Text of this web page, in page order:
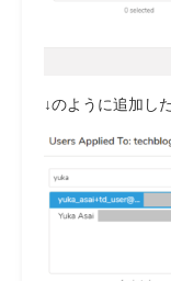
↓のように追加し